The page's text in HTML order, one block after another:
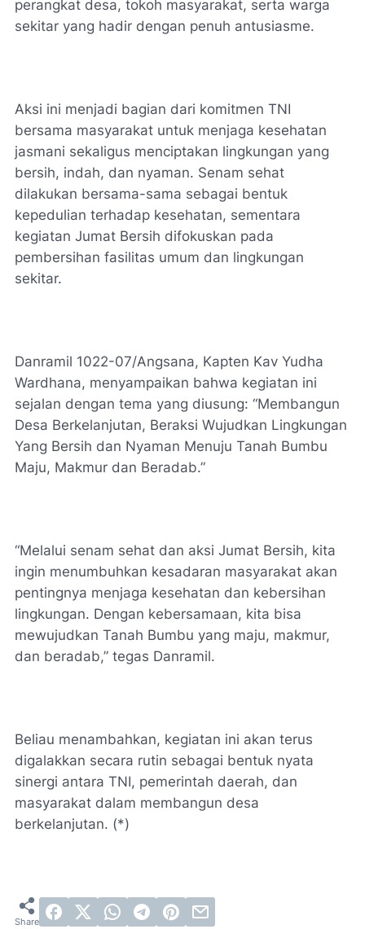
perangkat desa, tokoh masyarakat, serta warga
sekitar yang hadir dengan penuh antusiasme.
Aksi ini menjadi bagian dari komitmen TNI
bersama masyarakat untuk menjaga kesehatan
jasmani sekaligus menciptakan lingkungan yang
bersih, indah, dan nyaman. Senam sehat
dilakukan bersama-sama sebagai bentuk
kepedulian terhadap kesehatan, sementara
kegiatan Jumat Bersih difokuskan pada
pembersihan fasilitas umum dan lingkungan
sekitar.
Danramil 1022-07/Angsana, Kapten Kav Yudha
Wardhana, menyampaikan bahwa kegiatan ini
sejalan dengan tema yang diusung: “Membangun
Desa Berkelanjutan, Beraksi Wujudkan Lingkungan
Yang Bersih dan Nyaman Menuju Tanah Bumbu
Maju, Makmur dan Beradab.”
“Melalui senam sehat dan aksi Jumat Bersih, kita
ingin menumbuhkan kesadaran masyarakat akan
pentingnya menjaga kesehatan dan kebersihan
lingkungan. Dengan kebersamaan, kita bisa
mewujudkan Tanah Bumbu yang maju, makmur,
dan beradab,” tegas Danramil.
Beliau menambahkan, kegiatan ini akan terus
digalakkan secara rutin sebagai bentuk nyata
sinergi antara TNI, pemerintah daerah, dan
masyarakat dalam membangun desa
berkelanjutan. (*)